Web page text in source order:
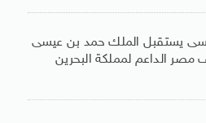
يستقبل الملك حمد بن عيسى
الداعم لمملكة البحرين